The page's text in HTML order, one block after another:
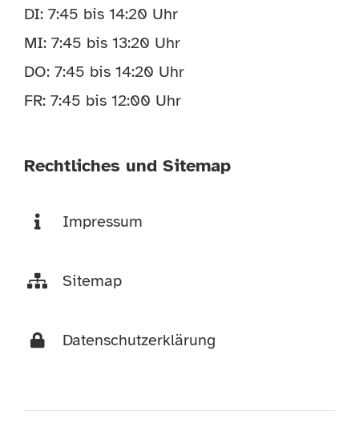
DI: 7:45 bis 14:20 Uhr
MI: 7:45 bis 13:20 Uhr
DO: 7:45 bis 14:20 Uhr
FR: 7:45 bis 12:00 Uhr
Rechtliches und Sitemap
Impressum
Sitemap
Datenschutzerklärung